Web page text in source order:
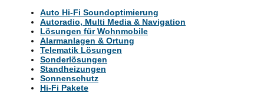
Auto Hi-Fi Soundoptimierung
Autoradio, Multi Media & Navigation
Lösungen für Wohnmobile
Alarmanlagen & Ortung
Telematik Lösungen
Sonderlösungen
Standheizungen
Sonnenschutz
Hi-Fi Pakete